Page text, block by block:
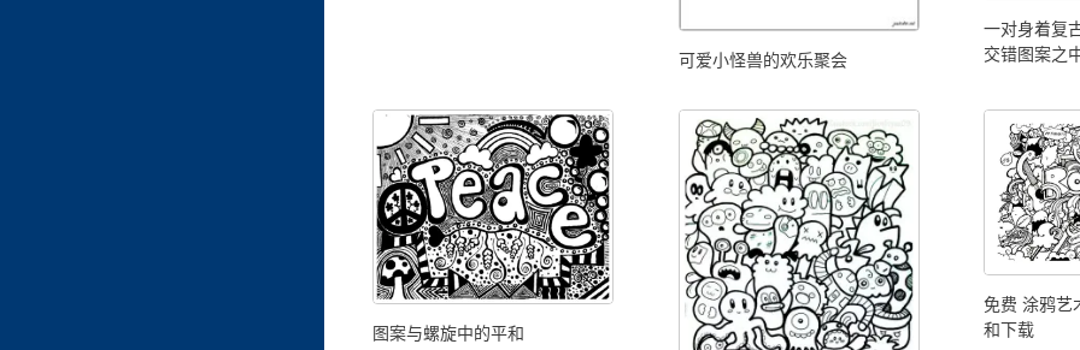
可爱小怪兽的欢乐聚会
一对身着复
交错图案之
图案与螺旋中的平和
免费 涂鸦艺
和下载